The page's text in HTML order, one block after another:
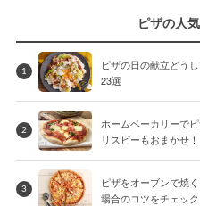
ピザの人
1
ピザの日の献立どう
23選
2
ホームベーカリーで
リスピーもおまかせ！
3
ピザをオーブンで焼
場合のコツをチェック